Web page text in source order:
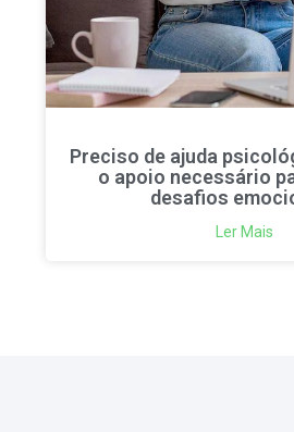
Preciso de ajuda
o apoio necessário
desafios
Ler Mais